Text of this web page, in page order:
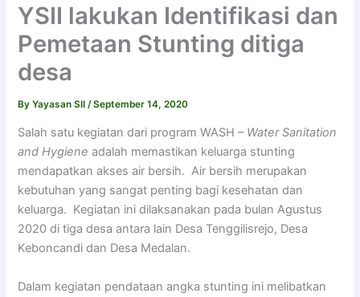
YSII lakukan Identifikasi dan
Pemetaan Stunting ditiga
desa
ByYayasan SII/September 14, 2020
Salah satu kegiatan dari program WASH – Water Sanitation
and Hygiene adalah memastikan keluarga stunting
mendapatkan akses air bersih. Air bersih merupakan
kebutuhan yang sangat penting bagi kesehatan dan
keluarga. Kegiatan ini dilaksanakan pada bulan Agustus
2020 di tiga desa antara lain Desa Tenggilisrejo, Desa
Keboncandi dan Desa Medalan.
Dalam kegiatan pendataan angka stunting ini melibatkan